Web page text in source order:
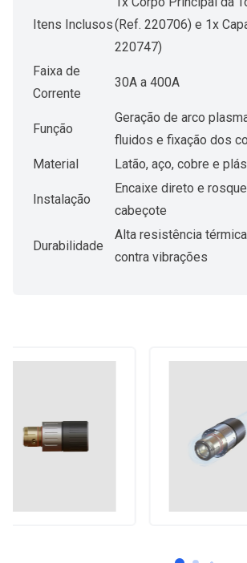
Itens Inclusos(Ref. 220706) e 1x
220747)
Faixa de
Corrente
30A a 400A
Função
Geração de arco
fluidos e fixação dos
Material
Latão, aço, cobre e
Instalação
Encaixe direto e
cabeçote
Durabilidade
Alta resistência
contra vibrações